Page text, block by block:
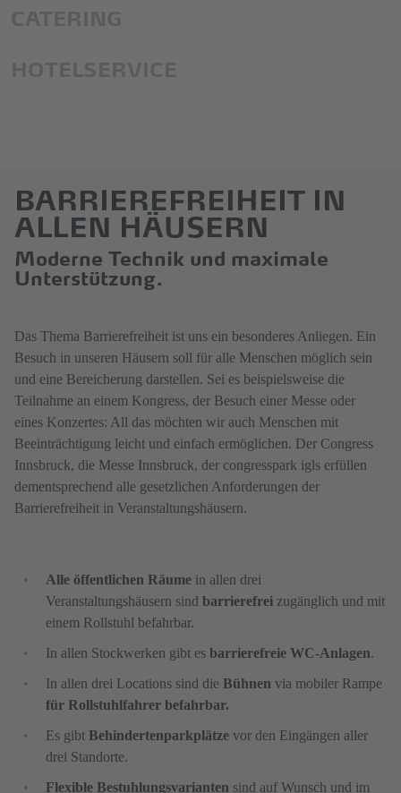
BARRIEREFREIHEIT IN
ALLEN HÄUSERN
Moderne Technik und maximale
Unterstützung.
Das Thema Barrierefreiheit ist uns ein besonderes Anliegen. Ein
Besuch in unseren Häusern soll für alle Menschen möglich sein
und eine Bereicherung darstellen. Sei es beispielsweise die
Teilnahme an einem Kongress, der Besuch einer Messe oder
eines Konzertes: All das möchten wir auch Menschen mit
Beeinträchtigung leicht und einfach ermöglichen. Der Congress
Innsbruck, die Messe Innsbruck, der congresspark igls erfüllen
dementsprechend alle gesetzlichen Anforderungen der
Barrierefreiheit in Veranstaltungshäusern.
Alle öffentlichen Räume in allen drei
Veranstaltungshäusern sind barrierefrei zugänglich und mit
einem Rollstuhl befahrbar.
In allen Stockwerken gibt es barrierefreie WC-Anlagen.
In allen drei Locations sind die Bühnen via mobiler Rampe
für Rollstuhlfahrer befahrbar.
Es gibt Behindertenparkplätze vor den Eingängen aller
drei Standorte.
Flexible Bestuhlungsvarianten sind auf Wunsch und im